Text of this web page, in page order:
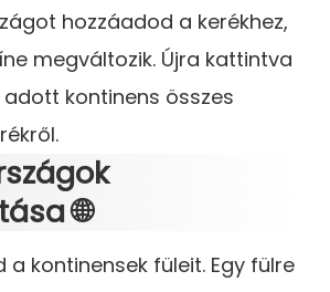
hozzáadod a kerékhez,
megváltozik. Újra kattintva
kontinens összes
🌐
a kontinensek füleit. Egy fülre